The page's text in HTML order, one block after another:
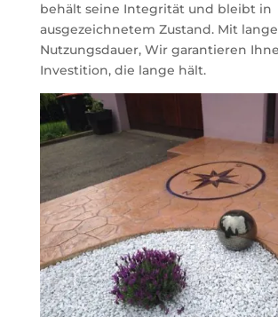
behält seine Integrität und bleibt in
ausgezeichnetem Zustand. Mit
Nutzungsdauer, Wir garantieren
Investition, die lange hält.